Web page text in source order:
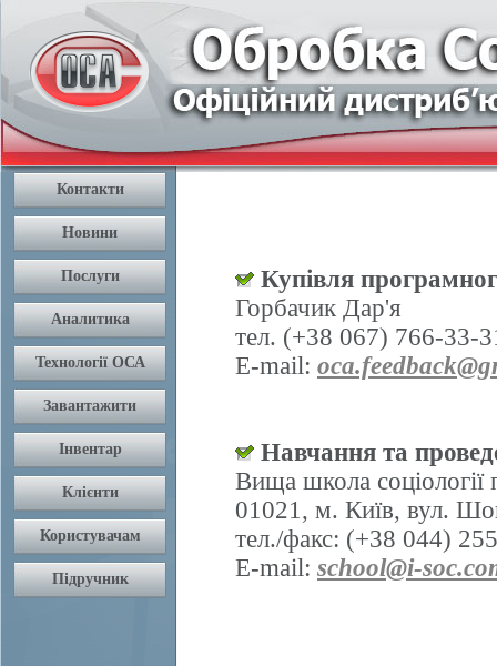
Купівля
Горбачик Дар'я
тел. (+38 067) 766-33-
E-mail:
Навчання та
Вища школа соціології
01021, м. Київ, вул.
тел./факс: (+38 044)
E-mail: school@i-